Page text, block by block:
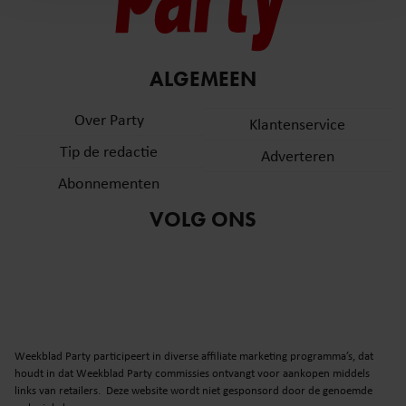
en om ons websiteverkeer te analyseren. Ook delen we
informatie over uw gebruik van onze site met onze
partners kunnen deze gegevens combineren met andere
verzameld op basis van uw gebruik van hun services. U
gaat akkoord met onze cookies als u onze website blijft
ALGEMEEN
Over Party
Tip de redactie
Abonnementen
Klantenservice
Adverteren
VOLG ONS
Weekblad Party participeert in diverse affiliate marketing programma’s, dat
houdt in dat Weekblad Party commissies ontvangt voor aankopen middels
links van retailers. Deze website wordt niet gesponsord door de genoemde